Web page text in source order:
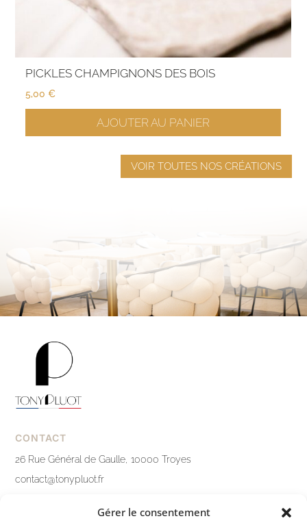
Gérer le consentement
PICKLES CHAMPIGNONS DES BOIS
5,00€
AJOUTER AU PANIER
VOIR TOUTES NOS CRÉATIONS
CONTACT
26 Rue Général de Gaulle, 10000 Troyes
contact@tonypluot.fr